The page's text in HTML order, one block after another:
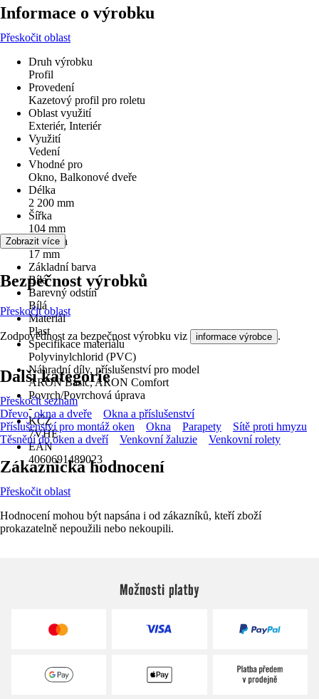
Informace o výrobku
Přeskočit oblast
Druh výrobku
Profil
Provedení
Kazetový profil pro roletu
Oblast využití
Exteriér, Interiér
Využití
Vedení
Vhodné pro
Okno, Balkonové dveře
Délka
2 200 mm
Šířka
104 mm
Hloubka
17 mm
Základní barva
Bílá
Barevný odstín
Bílá
Materiál
Plast
Specifikace materiálu
Polyvinylchlorid (PVC)
Náhradní díly, příslušenství pro model
ARON Basic, ARON Comfort
Povrch/Povrchová úprava
-
KČZ
7VHE
EAN
4060691489023
Zobrazit více
Bezpečnost výrobků
Přeskočit oblast
Zodpovědnost za bezpečnost výrobku viz informace výrobce .
Další kategorie
Přeskočit seznam
Dřevo, okna a dveře
Okna a příslušenství
Příslušenství pro montáž oken
Okna Parapety
Sítě proti hmyzu
Těsnění do oken a dveří
Venkovní žaluzie Venkovní rolety
Zákaznická hodnocení
Přeskočit oblast
Hodnocení mohou být napsána i od zákazníků, kteří zboží
prokazatelně nepoužili nebo nekoupili.
Možnosti platby